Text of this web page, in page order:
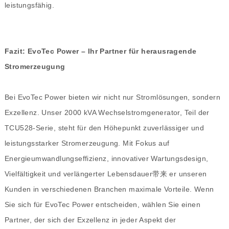
leistungsfähig.
Fazit: EvoTec Power – Ihr Partner für herausragende
Stromerzeugung
Bei EvoTec Power bieten wir nicht nur Stromlösungen, sondern
Exzellenz. Unser 2000 kVA Wechselstromgenerator, Teil der
TCU528-Serie, steht für den Höhepunkt zuverlässiger und
leistungsstarker Stromerzeugung. Mit Fokus auf
Energieumwandlungseffizienz, innovativer Wartungsdesign,
Vielfältigkeit und verlängerter Lebensdauer带来 er unseren
Kunden in verschiedenen Branchen maximale Vorteile. Wenn
Sie sich für EvoTec Power entscheiden, wählen Sie einen
Partner, der sich der Exzellenz in jeder Aspekt der